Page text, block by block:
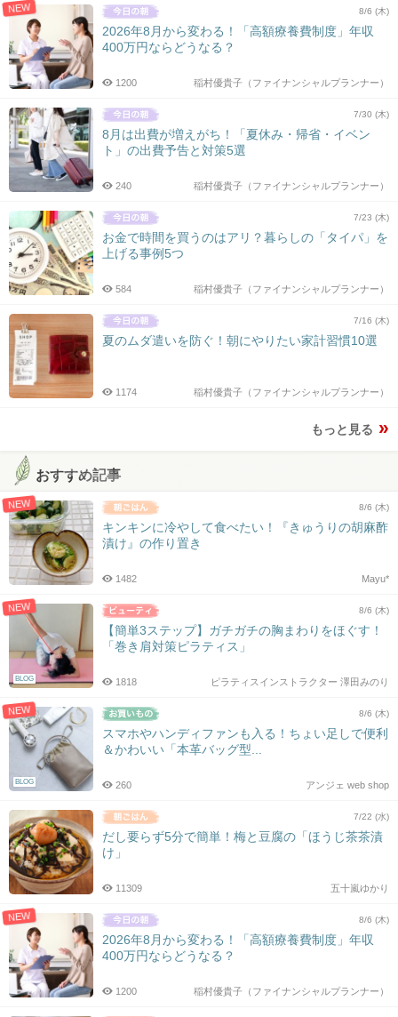
NEW 8/6 (木)
2026年8月から変わる！「高額療養費制度」年収
400万円ならどうなる？
稲村優貴子（ファイナンシャルプランナー）
1200
7/30 (木)
8月は出費が増えがち！「夏休み・帰省・イベン
ト」の出費予告と対策5選
稲村優貴子（ファイナンシャルプランナー）
240
7/23 (木)
お金で時間を買うのはアリ？暮らしの「タイパ」を
上げる事例5つ
稲村優貴子（ファイナンシャルプランナー）
584
7/16 (木)
夏のムダ遣いを防ぐ！朝にやりたい家計習慣10選
稲村優貴子（ファイナンシャルプランナー）
1174
もっと見る
おすすめ記事
NEW 8/6 (木)
キンキンに冷やして食べたい！『きゅうりの胡麻酢
漬け』の作り置き
Mayu*
1482
NEW
BLOG
8/6 (木)
【簡単3ステップ】ガチガチの胸まわりをほぐす！
「巻き肩対策ピラティス」
ピラティスインストラクター 澤田みのり
1818
NEW
BLOG
8/6 (木)
スマホやハンディファンも入る！ちょい足しで便利
＆かわいい「本革バッグ型...
アンジェ web shop
260
7/22 (水)
だし要らず5分で簡単！梅と豆腐の「ほうじ茶茶漬
け」
五十嵐ゆかり
11309
NEW 8/6 (木)
2026年8月から変わる！「高額療養費制度」年収
400万円ならどうなる？
稲村優貴子（ファイナンシャルプランナー）
1200